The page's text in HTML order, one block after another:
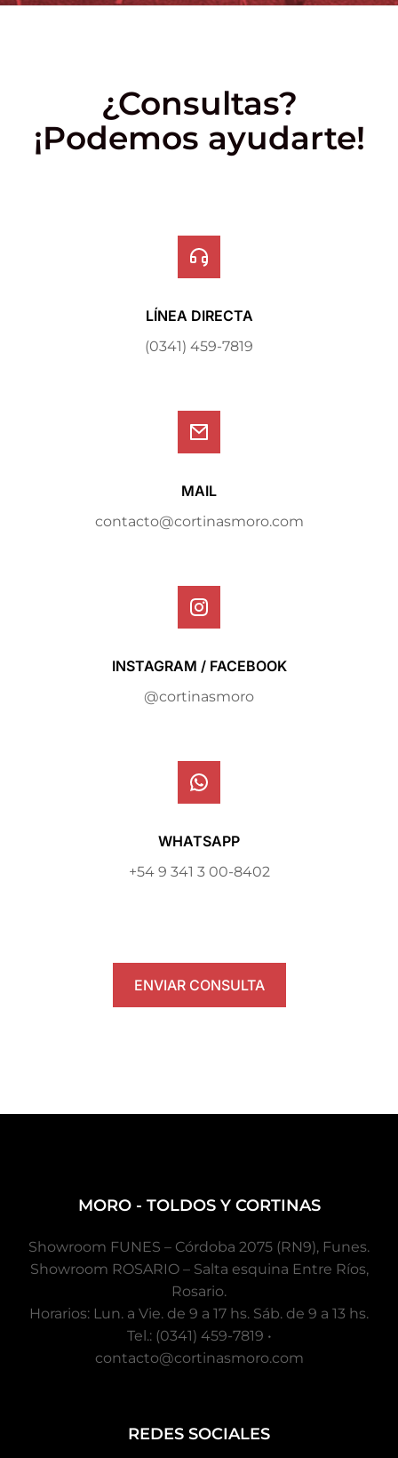
¿Consultas?
¡Podemos ayudarte!
LÍNEA DIRECTA
(0341) 459-7819
MAIL
contacto@cortinasmoro.com
INSTAGRAM / FACEBOOK
@cortinasmoro
WHATSAPP
+54 9 341 3 00-8402
ENVIAR CONSULTA
MORO - TOLDOS Y CORTINAS
Showroom FUNES – Córdoba 2075 (RN9), Funes.
Showroom ROSARIO – Salta esquina Entre Ríos,
Rosario.
Horarios: Lun. a Vie. de 9 a 17 hs. Sáb. de 9 a 13 hs.
Tel.: (0341) 459-7819 •
contacto@cortinasmoro.com
REDES SOCIALES